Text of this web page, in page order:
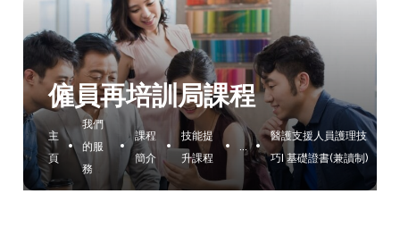
僱員再培訓局課程
主
頁
我們
的服
務
課程
簡介
技能提
升課程
...
醫護支援人員護理技
巧I 基礎證書(兼讀制)